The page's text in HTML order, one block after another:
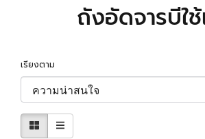
ถังอัดจารบีใช้
เรียงตาม